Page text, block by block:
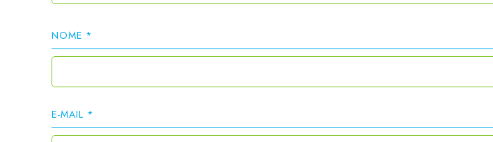
NOME *
E-MAIL *